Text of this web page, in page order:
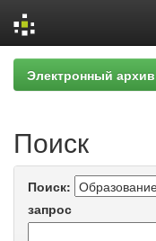
Skip
navigation
Электронный
Поиск
Поиск:
запрос